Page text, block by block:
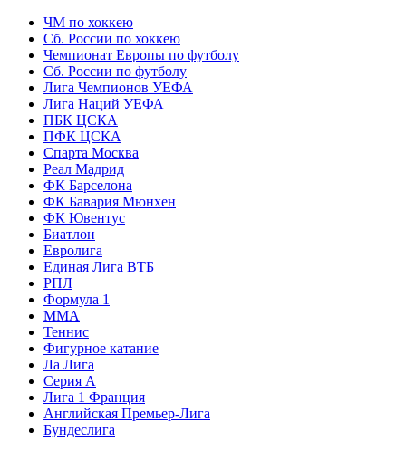
ЧМ по хоккею
Сб. России по хоккею
Чемпионат Европы по футболу
Сб. России по футболу
Лига Чемпионов УЕФА
Лига Наций УЕФА
ПБК ЦСКА
ПФК ЦСКА
Спарта Москва
Реал Мадрид
ФК Барселона
ФК Бавария Мюнхен
ФК Ювентус
Биатлон
Евролига
Единая Лига ВТБ
РПЛ
Формула 1
MMA
Теннис
Фигурное катание
Ла Лига
Серия А
Лига 1 Франция
Английская Премьер-Лига
Бундеслига